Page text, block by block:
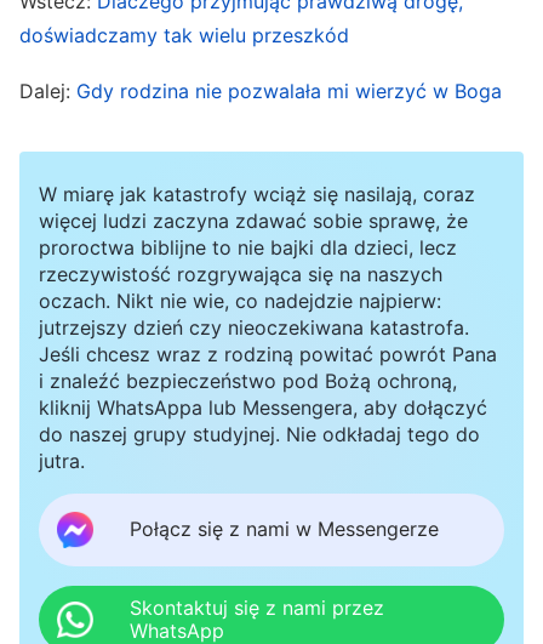
zaskoczeniu mąż zgłosił to na policję. Na
innych dowodów, więc nas nie aresztowano.
miejscem spotkań. Zrobił zdjęcia braciom i
siostrom przybywającym na spotkanie i zagroził,
że ich zadenuncjuje. W konsekwencji nikt nie
miał odwagi dalej się tam spotykać. Za każdym
razem, gdy przyłapał mnie na kontakcie z braćmi
i siostrami albo mnie bił, albo wyzywał. Bił mnie
tak często, że straciłam rachubę, przez co przez
wiele miesięcy dzwoniło mi w jednym uchu.
Często wtedy nuciłam sobie ten hymn:
„Zaoferuję Bogu swoją miłość i lojalność oraz
wypełnię moją misję uwielbiania Go. Jestem
zdecydowany wytrwać w moim świadectwie o
doświadczamy tak wielu przeszkód
Dalej: Gdy rodzina nie pozwalała mi wierzyć w Boga
W miarę jak katastrofy wciąż się nasilają, coraz
więcej ludzi zaczyna zdawać sobie sprawę, że
proroctwa biblijne to nie bajki dla dzieci, lecz
rzeczywistość rozgrywająca się na naszych
oczach. Nikt nie wie, co nadejdzie najpierw:
jutrzejszy dzień czy nieoczekiwana katastrofa.
Jeśli chcesz wraz z rodziną powitać powrót Pana
i znaleźć bezpieczeństwo pod Bożą ochroną,
kliknij WhatsAppa lub Messengera, aby dołączyć
do naszej grupy studyjnej. Nie odkładaj tego do
jutra.
Połącz się z nami w Messengerze
Skontaktuj się z nami przez
WhatsApp